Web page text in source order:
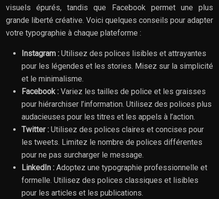
visuels épurés, tandis que Facebook permet une plus
grande liberté créative. Voici quelques conseils pour adapter
votre typographie à chaque plateforme :
Instagram : Utilisez des polices lisibles et attrayantes
pour les légendes et les stories. Misez sur la simplicité
et le minimalisme.
Facebook : Variez les tailles de police et les graisses
pour hiérarchiser l’information. Utilisez des polices plus
audacieuses pour les titres et les appels à l’action.
Twitter : Utilisez des polices claires et concises pour
les tweets. Limitez le nombre de polices différentes
pour ne pas surcharger le message.
LinkedIn : Adoptez une typographie professionnelle et
formelle. Utilisez des polices classiques et lisibles
pour les articles et les publications.